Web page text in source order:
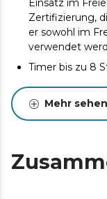
Einsatz im
Zertifizierung,
er sowohl im
verwendet
Timer bis zu 8
das Gebläse
3 Flügel: Das
gewährleisten.
Mehr sehen